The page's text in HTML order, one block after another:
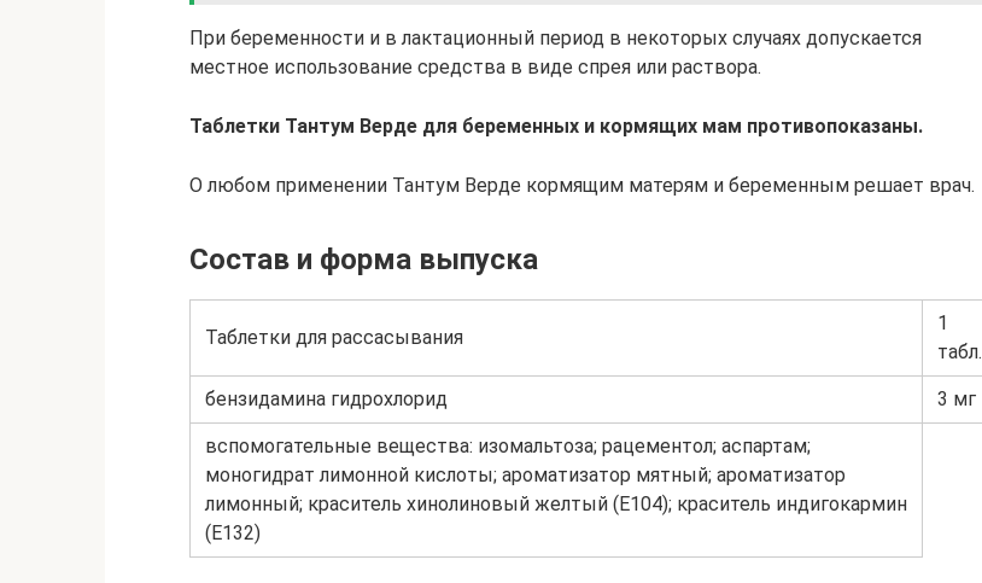
При беременности и в лактационный период в некоторых случаях допускается
местное использование средства в виде спрея или раствора.
Таблетки Тантум Верде для беременных и кормящих мам противопоказаны.
О любом применении Тантум Верде кормящим матерям и беременным решает врач.
Состав и форма выпуска
Таблетки для рассасывания
1
табл.
бензидамина гидрохлорид 3 мг
вспомогательные вещества: изомальтоза; рацементол; аспартам;
моногидрат лимонной кислоты; ароматизатор мятный; ароматизатор
лимонный; краситель хинолиновый желтый (E104); краситель индигокармин
(E132)